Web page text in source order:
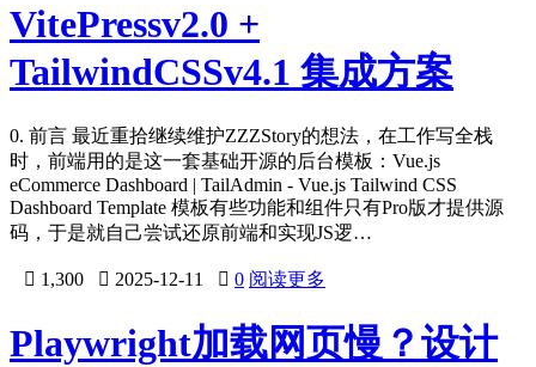
VitePressv2.0 +
TailwindCSSv4.1 集成方案
0. 前言 最近重拾继续维护ZZZStory的想法，在工作写全栈
时，前端用的是这一套基础开源的后台模板：Vue.js
eCommerce Dashboard | TailAdmin - Vue.js Tailwind CSS
Dashboard Template 模板有些功能和组件只有Pro版才提供源
码，于是就自己尝试还原前端和实现JS逻…
 1,300  2025-12-11  0 阅读更多
Playwright加载网页慢？设计